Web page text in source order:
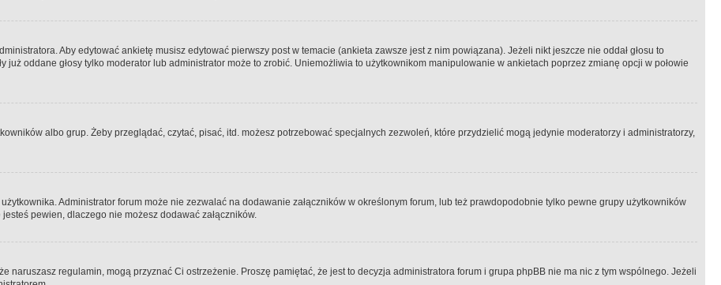
Aby edytować ankietę musisz edytować pierwszy post w temacie (ankieta zawsze jest z nim powiązana). Jeżeli nikt jeszcze nie oddał głosu to
oddane głosy tylko moderator lub administrator może to zrobić. Uniemożliwia to użytkownikom manipulowanie w ankietach poprzez zmianę opcji w połowie
albo grup. Żeby przeglądać, czytać, pisać, itd. możesz potrzebować specjalnych zezwoleń, które przydzielić mogą jedynie moderatorzy i administratorzy,
Administrator forum może nie zezwalać na dodawanie załączników w określonym forum, lub też prawdopodobnie tylko pewne grupy użytkowników
pewien, dlaczego nie możesz dodawać załączników.
naruszasz regulamin, mogą przyznać Ci ostrzeżenie. Proszę pamiętać, że jest to decyzja administratora forum i grupa phpBB nie ma nic z tym wspólnego. Jeżeli